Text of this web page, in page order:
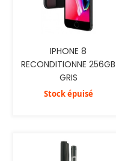
IPHONE 8
RECONDITIONNE 256GB
GRIS
Stock épuisé